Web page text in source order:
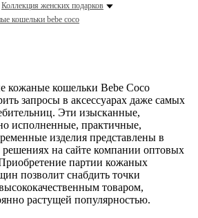
Коллекция женских подарков
кошельки bebe coco
кожаные кошельки Bebe Coco
запросы в аксессуарах даже самых
Эти изысканные,
исполненные, практичные,
изделия представлены в
на сайте компании оптовых
партии кожаных
позволит снабдить точки
товаром,
растущей популярностью.